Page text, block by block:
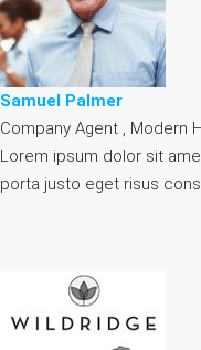
Samuel Palmer
Company Agent , Modern
Lorem ipsum dolor sit
porta justo eget risus